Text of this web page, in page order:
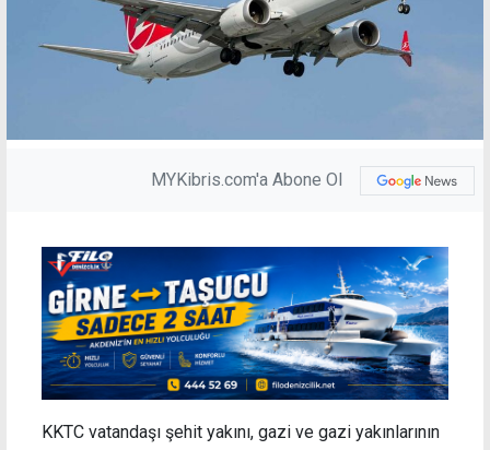
MYKibris.com'a Abone Ol
KKTC vatandaşı şehit yakını, gazi ve gazi yakınlarının